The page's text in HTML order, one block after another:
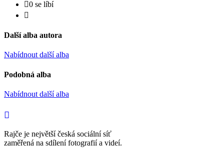
0 se líbí
Další alba autora
Nabídnout další alba
Podobná alba
Nabídnout další alba
Rajče je největší česká sociální síť
zaměřená na sdílení fotografií a videí.